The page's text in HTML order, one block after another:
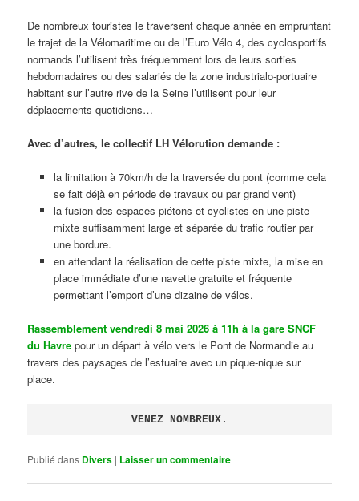
De nombreux touristes le traversent chaque année en empruntant
le trajet de la Vélomaritime ou de l’Euro Vélo 4, des cyclosportifs
normands l’utilisent très fréquemment lors de leurs sorties
hebdomadaires ou des salariés de la zone industrialo-portuaire
habitant sur l’autre rive de la Seine l’utilisent pour leur
déplacements quotidiens…
Avec d’autres, le collectif LH Vélorution demande :
la limitation à 70km/h de la traversée du pont (comme cela
se fait déjà en période de travaux ou par grand vent)
la fusion des espaces piétons et cyclistes en une piste
mixte suffisamment large et séparée du trafic routier par
une bordure.
en attendant la réalisation de cette piste mixte, la mise en
place immédiate d’une navette gratuite et fréquente
permettant l’emport d’une dizaine de vélos.
Rassemblement vendredi 8 mai 2026 à 11h à la gare SNCF
du Havre pour un départ à vélo vers le Pont de Normandie au
travers des paysages de l’estuaire avec un pique-nique sur
place.
VENEZ NOMBREUX.
Publié dans Divers | Laisser un commentaire